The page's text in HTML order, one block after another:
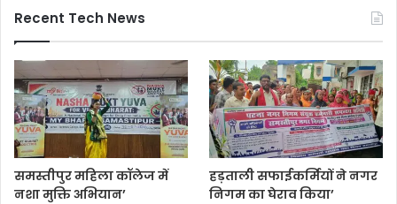
Recent Tech News
समस्तीपुर महिला कॉलेज में
नशा मुक्ति अभियान’
हड़ताली सफाईकर्मियों ने नगर
निगम का घेराव किया’